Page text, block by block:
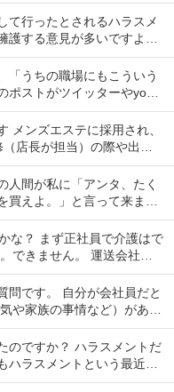
て行ったとされるハラスメ
護する意見が多いですよ
スメントでは...
「うちの職場にもこういう
ポストがツイッターやyout
ちに驚いて...
メンズエステに採用され、
店長が担当）の際や出勤
」という理由で...
人間が私に「アンタ、たく
買えよ。」と言って来ま
して働いた金で...
な？ まず正社員で介護はで
できません。 運送会社の
去にうつ...
問です。 自分が会社員だと
や家族の事情など）があ
、仕事内容を...
のですか？ ハラスメントだ
ハラスメントという最近の
らすれば良い気...